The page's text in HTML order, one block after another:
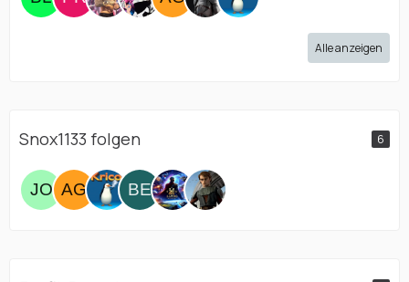
Alle anzeigen
Snox1133 folgen 6